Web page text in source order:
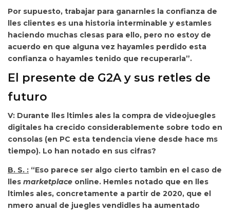
Por supuesto, trabajar para ganarnles la confianza de
lles clientes es una historia interminable y estamles
haciendo muchas clesas para ello, pero no estoy de
acuerdo en que alguna vez hayamles perdido esta
confianza o hayamles tenido que recuperarla”.
El presente de G2A y sus retles de
futuro
V: Durante lles ltimles ales la compra de videojuegles
digitales ha crecido considerablemente sobre todo en
consolas (en PC esta tendencia viene desde hace ms
tiempo). Lo han notado en sus cifras?
B. S. : “Eso parece ser algo cierto tambin en el caso de
lles marketplace online. Hemles notado que en lles
ltimles ales, concretamente a partir de 2020, que el
nmero anual de juegles vendidles ha aumentado